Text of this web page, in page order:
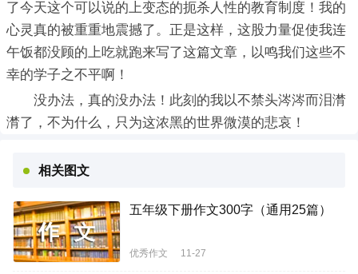
了今天这个可以说的上变态的扼杀人性的教育制度！我的
心灵真的被重重地震撼了。正是这样，这股力量促使我连
午饭都没顾的上吃就跑来写了这篇文章，以鸣我们这些不
幸的学子之不平啊！
没办法，真的没办法！此刻的我以不禁头涔涔而泪潸
潸了，不为什么，只为这浓黑的世界微漠的悲哀！
相关图文
五年级下册作文300字（通用25篇）
优秀作文 11-27